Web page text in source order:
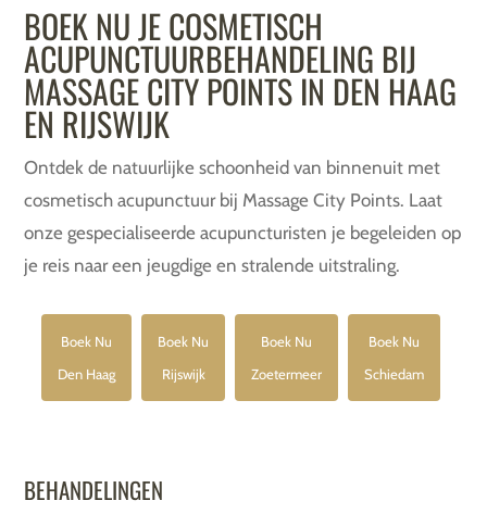
BOEK NU JE COSMETISCH
ACUPUNCTUURBEHANDELING BIJ
MASSAGE CITY POINTS IN DEN HAAG
EN RIJSWIJK
Ontdek de natuurlijke schoonheid van binnenuit met
cosmetisch acupunctuur bij Massage City Points. Laat
onze gespecialiseerde acupuncturisten je begeleiden op
je reis naar een jeugdige en stralende uitstraling.
Boek Nu
Den Haag
Boek Nu
Rijswijk
Boek Nu
Zoetermeer
Boek Nu
Schiedam
BEHANDELINGEN